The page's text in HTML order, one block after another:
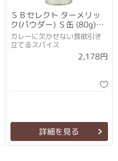
ＳＢセレクト ターメリッ
ク(パウダー) Ｓ缶 (80g)×3
個セット
カレーに欠かせない食欲引き
立てるスパイス
2,178円
詳細を見る